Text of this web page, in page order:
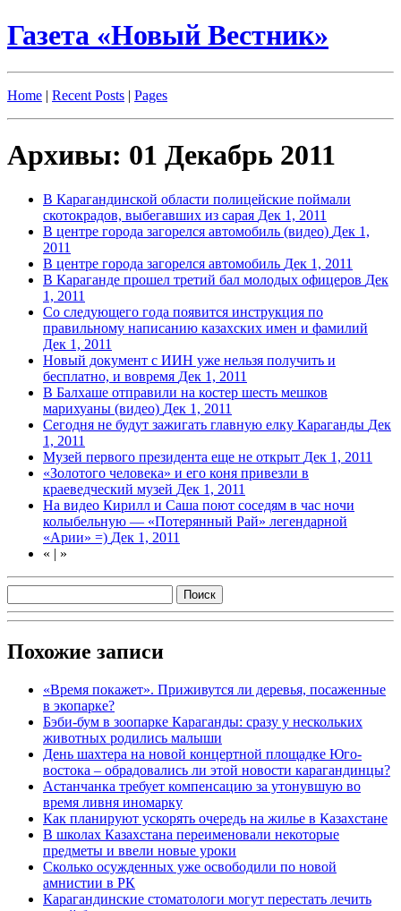
Газета «Новый Вестник»
Home | Recent Posts | Pages
Архивы: 01 Декабрь 2011
В Карагандинской области полицейские поймали
скотокрадов, выбегавших из сарая Дек 1, 2011
В центре города загорелся автомобиль (видео) Дек 1,
2011
В центре города загорелся автомобиль Дек 1, 2011
В Караганде прошел третий бал молодых офицеров Дек
1, 2011
Со следующего года появится инструкция по
правильному написанию казахских имен и фамилий
Дек 1, 2011
Новый документ с ИИН уже нельзя получить и
бесплатно, и вовремя Дек 1, 2011
В Балхаше отправили на костер шесть мешков
марихуаны (видео) Дек 1, 2011
Сегодня не будут зажигать главную елку Караганды Дек
1, 2011
Музей первого президента еще не открыт Дек 1, 2011
«Золотого человека» и его коня привезли в
краеведческий музей Дек 1, 2011
На видео Кирилл и Саша поют соседям в час ночи
колыбельную — «Потерянный Рай» легендарной
«Арии» =) Дек 1, 2011
« | »
Похожие записи
«Время покажет». Приживутся ли деревья, посаженные
в экопарке?
Бэби-бум в зоопарке Караганды: сразу у нескольких
животных родились малыши
День шахтера на новой концертной площадке Юго-
востока – обрадовались ли этой новости карагандинцы?
Астанчанка требует компенсацию за утонувшую во
время ливня иномарку
Как планируют ускорять очередь на жилье в Казахстане
В школах Казахстана переименовали некоторые
предметы и ввели новые уроки
Сколько осужденных уже освободили по новой
амнистии в РК
Карагандинские стоматологи могут перестать лечить